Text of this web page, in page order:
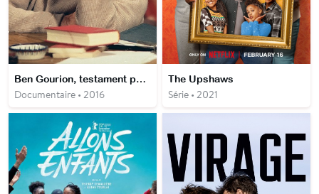
Ben Gourion, testament politique
Documentaire • 2016
The Upshaws
Série • 2021